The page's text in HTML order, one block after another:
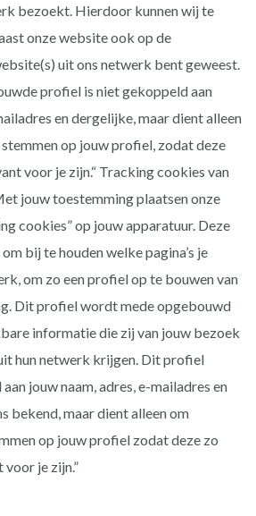
bezoekt. Hierdoor kunnen wij te
onze website ook op de
uit ons netwerk bent geweest.
profiel is niet gekoppeld aan
en dergelijke, maar dient alleen
op jouw profiel, zodat deze
voor je zijn.“ Tracking cookies van
jouw toestemming plaatsen onze
cookies” op jouw apparatuur. Deze
bij te houden welke pagina’s je
om zo een profiel op te bouwen van
Dit profiel wordt mede opgebouwd
informatie die zij van jouw bezoek
hun netwerk krijgen. Dit profiel
jouw naam, adres, e-mailadres en
bekend, maar dient alleen om
op jouw profiel zodat deze zo
je zijn.”